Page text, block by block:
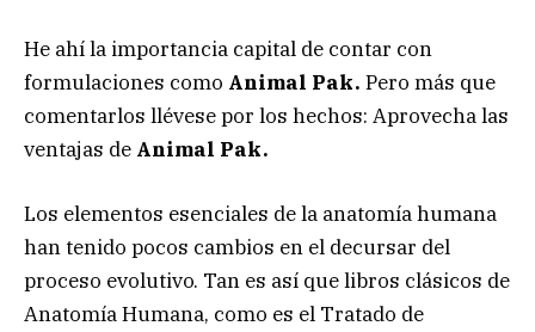
He ahí la importancia capital de contar con
formulaciones como Animal Pak. Pero más que
comentarlos llévese por los hechos: Aprovecha las
ventajas de Animal Pak.
Los elementos esenciales de la anatomía humana
han tenido pocos cambios en el decursar del
proceso evolutivo. Tan es así que libros clásicos de
Anatomía Humana, como es el Tratado de